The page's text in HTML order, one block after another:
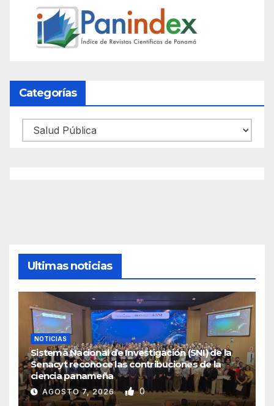
Categorías
Categorías
Ultimas noticias
NOTICIAS
Sistema Nacional de Investigación (SNI) de la
Senacyt reconoce las contribuciones de la
ciencia panameña
AGOSTO 7, 2026 0